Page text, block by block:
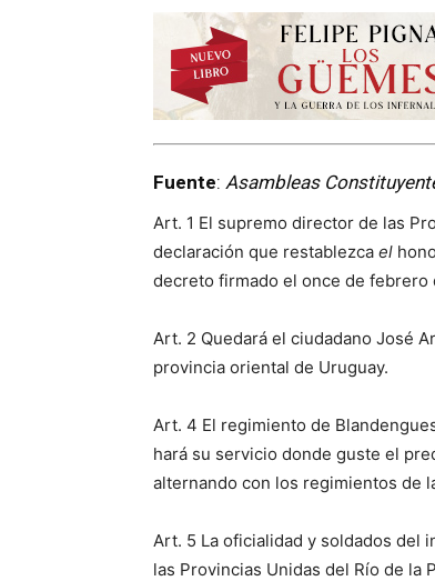
Fuente: Asambleas
Art. 1 El supremo director de las
declaración que restablezca el
decreto firmado el once de febrero
Art. 2 Quedará el ciudadano José
provincia oriental de Uruguay.
Art. 4 El regimiento de
hará su servicio donde guste el
alternando con los regimientos de
Art. 5 La oficialidad y soldados del
las Provincias Unidas del Río de la